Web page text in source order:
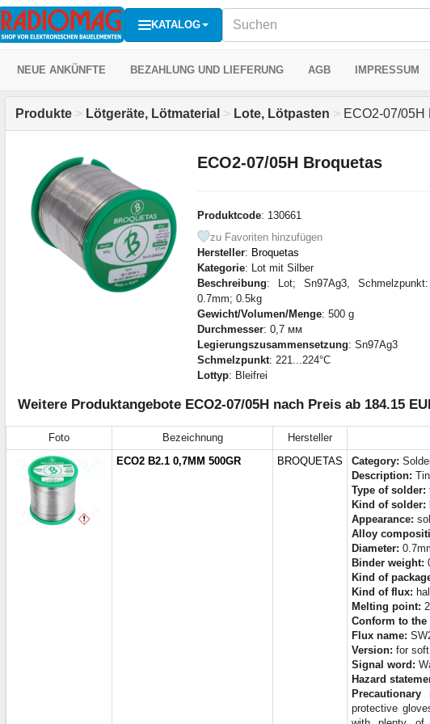
KATALOG
NEUE ANKÜNFTE BEZAHLUNG UND LIEFERUNG AGB IMPRESSUM
Produkte > Lötgeräte, Lötmaterial > Lote, Lötpasten > ECO2-07/05H
ECO2-07/05H Broquetas
Produktcode: 130661
zu Favoriten hinzufügen
Hersteller: Broquetas
Kategorie: Lot mit Silber
Beschreibung: Lot; Sn97Ag3,
0.7mm; 0.5kg
Gewicht/Volumen/Menge: 500 g
Durchmesser: 0,7 мм
Legierungszusammensetzung: Sn97Ag3
Schmelzpunkt: 221...224°С
Lottyp: Bleifrei
Weitere Produktangebote ECO2-07/05H nach Preis ab 184.15
Foto Bezeichnung Hersteller
ECO2 B2.1 0,7MM 500GR
BROQUETAS Category:
Description:
Type of solder:
Kind of solder:
Appearance:
Alloy
Diameter:
Binder weight:
Kind of
Kind of flux:
Melting point:
Conform to the
Flux name:
Version: for
Signal word:
Hazard
Precautionary
protective